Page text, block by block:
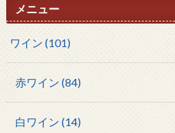
メニュー
ワイン (101)
赤ワイン (84)
白ワイン (14)